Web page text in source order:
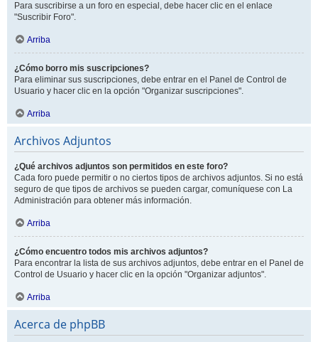
Para suscribirse a un foro en especial, debe hacer clic en el enlace
"Suscribir Foro".
Arriba
¿Cómo borro mis suscripciones?
Para eliminar sus suscripciones, debe entrar en el Panel de Control de
Usuario y hacer clic en la opción "Organizar suscripciones".
Arriba
Archivos Adjuntos
¿Qué archivos adjuntos son permitidos en este foro?
Cada foro puede permitir o no ciertos tipos de archivos adjuntos. Si no está
seguro de que tipos de archivos se pueden cargar, comuníquese con La
Administración para obtener más información.
Arriba
¿Cómo encuentro todos mis archivos adjuntos?
Para encontrar la lista de sus archivos adjuntos, debe entrar en el Panel de
Control de Usuario y hacer clic en la opción "Organizar adjuntos".
Arriba
Acerca de phpBB